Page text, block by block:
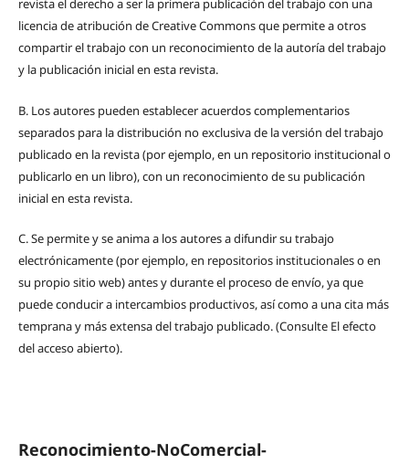
revista el derecho a ser la primera publicación del trabajo con una
licencia de atribución de Creative Commons que permite a otros
compartir el trabajo con un reconocimiento de la autoría del trabajo
y la publicación inicial en esta revista.
B. Los autores pueden establecer acuerdos complementarios
separados para la distribución no exclusiva de la versión del trabajo
publicado en la revista (por ejemplo, en un repositorio institucional o
publicarlo en un libro), con un reconocimiento de su publicación
inicial en esta revista.
C.Se permite y se anima a los autores a difundir su trabajo
electrónicamente (por ejemplo, en repositorios institucionales o en
su propio sitio web) antes y durante el proceso de envío, ya que
puede conducir a intercambios productivos, así como a una cita más
temprana y más extensa del trabajo publicado. (Consulte El efecto
del acceso abierto).
Reconocimiento-NoComercial-